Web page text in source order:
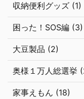
収納便利グッズ (1)
困った！SOS編 (3)
大豆製品 (2)
奥様１万人総選挙
家事えもん (18)